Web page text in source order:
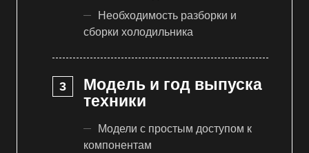
Необходимость разборки и
сборки холодильника
Модель и год выпуска
техники
Модели с простым доступом к
компонентам